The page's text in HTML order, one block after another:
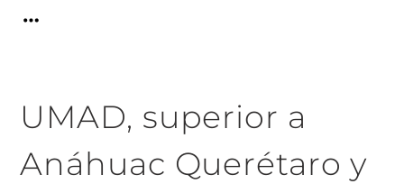
UMAD, superior a
Anáhuac Querétaro y